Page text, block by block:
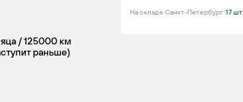
/ 125000 км
раньше)
На складе Санкт-Петербург :17 шт.